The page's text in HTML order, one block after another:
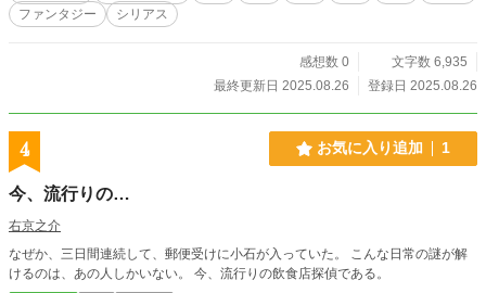
ファンタジー
シリアス
感想数 0
文字数 6,935
最終更新日 2025.08.26
登録日 2025.08.26
4 お気に入り追加 1
今、流行りの…
右京之介
なぜか、三日間連続して、郵便受けに小石が入っていた。 こんな日常の謎が解
けるのは、あの人しかいない。 今、流行りの飲食店探偵である。